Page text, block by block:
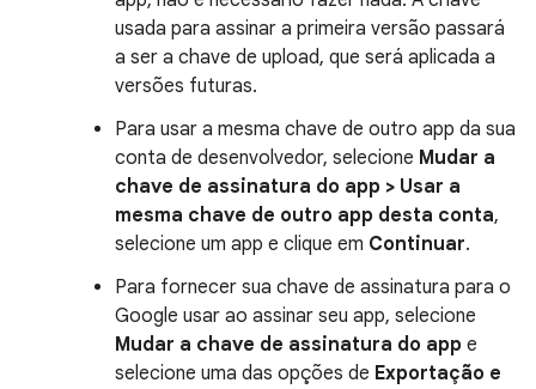
usada para assinar a primeira versão passará
a ser a chave de upload, que será aplicada a
versões futuras.
Para usar a mesma chave de outro app da sua
conta de desenvolvedor, selecione Mudar a
chave de assinatura do app > Usar a
mesma chave de outro app desta conta,
selecione um app e clique em Continuar.
Para fornecer sua chave de assinatura para o
Google usar ao assinar seu app, selecione
Mudar a chave de assinatura do app e
selecione uma das opções de Exportação e